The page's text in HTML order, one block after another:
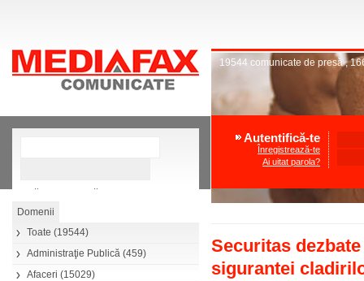
Căutare avansată
Toate (19544)
Administraţie Publică (459)
Afaceri (15029)
19544 comunicate de presă,
Autentifică-te
Înregistrează-te
Ai uitat parola?
Securitas
sigurantei